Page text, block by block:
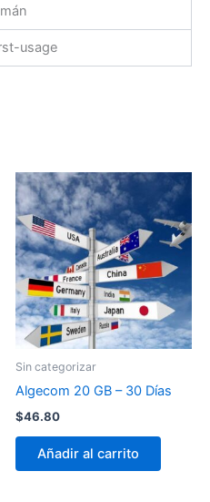
usage
Sin categorizar
Algecom 20 GB – 30 Días
$46.80
Añadir al carrito